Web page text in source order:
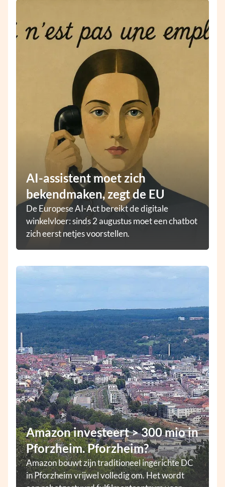
AI-assistent moet zich
bekendmaken, zegt de EU
De Europese AI-Act bereikt de digitale
winkelvloer: sinds 2 augustus moet een chatbot
zich eerst netjes voorstellen.
Amazon investeert > 300 mio in
Pforzheim. Pforzheim?
Amazon bouwt zijn traditioneel ingerichte DC
in Pforzheim vrijwel volledig om. Het wordt